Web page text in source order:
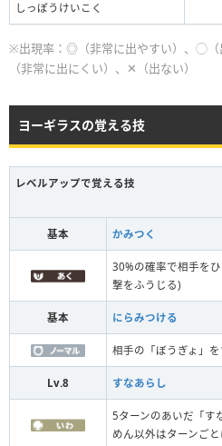
しっぽうけいこく
※出現率：◎（非常に出やすい）、◯
（非常に出にくい）、✕（出ない）
ヨーギラスの覚える技
レベルアップで覚える技
基本 かみつく
30%の確率で相手を
撃をふうじる)
基本 にらみつける
相手の「ぼうぎょ」
Lv.8 すなあらし
5ターンのあいだ「す
めん以外はターンご